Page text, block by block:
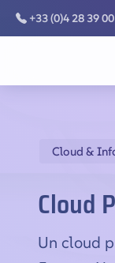
+33 (0)4 28 39
Cloud &
Cloud
Un cloud